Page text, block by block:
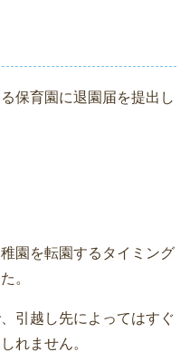
保育園に退園届を提出し
園を転園するタイミング
。
引越し先によってはすぐ
れません。